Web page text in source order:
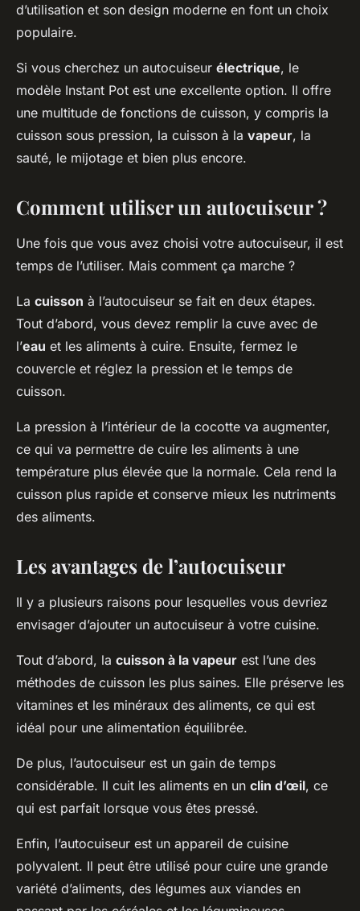
d’utilisation et son design moderne en font un choix
populaire.
Si vous cherchez un autocuiseur électrique, le
modèle Instant Pot est une excellente option. Il offre
une multitude de fonctions de cuisson, y compris la
cuisson sous pression, la cuisson à la vapeur, la
sauté, le mijotage et bien plus encore.
Comment utiliser un autocuiseur ?
Une fois que vous avez choisi votre autocuiseur, il est
temps de l’utiliser. Mais comment ça marche ?
La cuisson à l’autocuiseur se fait en deux étapes.
Tout d’abord, vous devez remplir la cuve avec de
l’eau et les aliments à cuire. Ensuite, fermez le
couvercle et réglez la pression et le temps de
cuisson.
La pression à l’intérieur de la cocotte va augmenter,
ce qui va permettre de cuire les aliments à une
température plus élevée que la normale. Cela rend la
cuisson plus rapide et conserve mieux les nutriments
des aliments.
Les avantages de l’autocuiseur
Il y a plusieurs raisons pour lesquelles vous devriez
envisager d’ajouter un autocuiseur à votre cuisine.
Tout d’abord, la cuisson à la vapeur est l’une des
méthodes de cuisson les plus saines. Elle préserve les
vitamines et les minéraux des aliments, ce qui est
idéal pour une alimentation équilibrée.
De plus, l’autocuiseur est un gain de temps
considérable. Il cuit les aliments en un clin d’œil, ce
qui est parfait lorsque vous êtes pressé.
Enfin, l’autocuiseur est un appareil de cuisine
polyvalent. Il peut être utilisé pour cuire une grande
variété d’aliments, des légumes aux viandes en